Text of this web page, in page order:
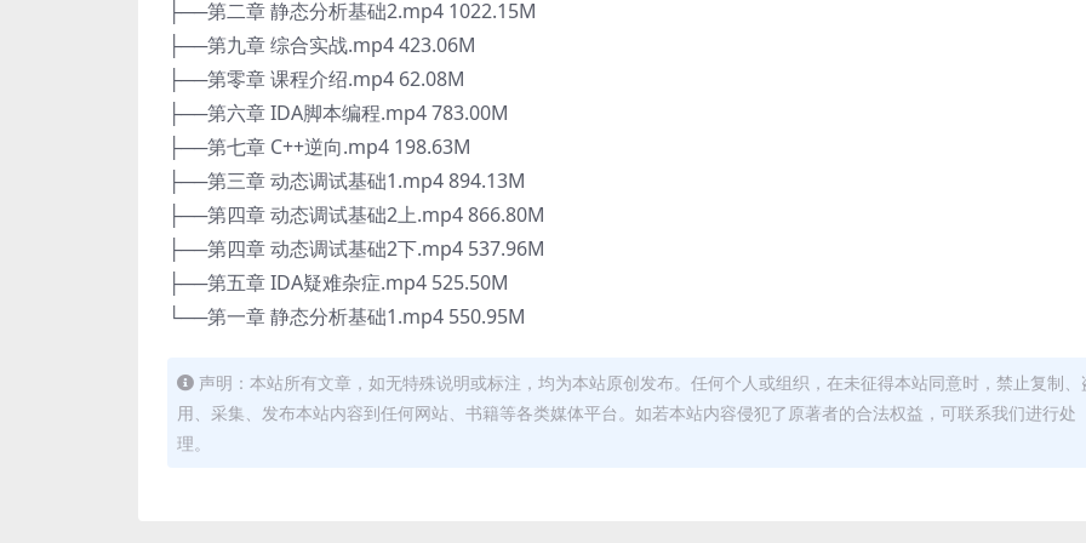
├──第二章 静态分析基础2.mp4 1022.15M
├──第九章 综合实战.mp4 423.06M
├──第零章 课程介绍.mp4 62.08M
├──第六章 IDA脚本编程.mp4 783.00M
├──第七章 C++逆向.mp4 198.63M
├──第三章 动态调试基础1.mp4 894.13M
├──第四章 动态调试基础2上.mp4 866.80M
├──第四章 动态调试基础2下.mp4 537.96M
├──第五章 IDA疑难杂症.mp4 525.50M
└──第一章 静态分析基础1.mp4 550.95M
声明：本站所有文章，如无特殊说明或标注，均为本站原创发布。任何个人或组织，在未征得本站同意时，禁止复制、
用、采集、发布本站内容到任何网站、书籍等各类媒体平台。如若本站内容侵犯了原著者的合法权益，可联系我们进行处
理。